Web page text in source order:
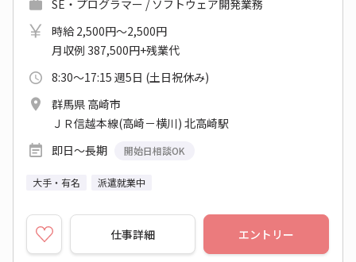
SE・プログラマー / ソフトウェア開発業務
時給 2,500円～2,500円
月収例 387,500円+残業代
8:30～17:15 週5日 (土日祝休み)
群馬県 高崎市
ＪＲ信越本線(高崎－横川) 北高崎駅
即日～長期
開始日相談OK
大手・有名 派遣就業中
仕事詳細 エントリー